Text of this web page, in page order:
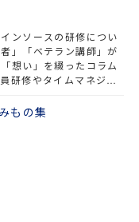
ンソースの研修につい
」「ベテラン講師」が
想い」を綴ったコラム
研修やタイムマネジメ
修について語ります。
もの集